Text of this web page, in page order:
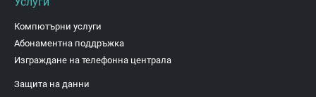
Компютърни услуги
Абонаментна поддръжка
Изграждане на телефонна централа
Защита на данни